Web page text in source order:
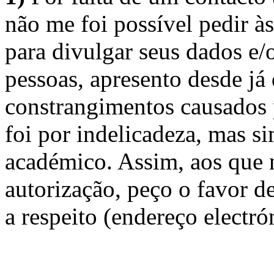
não me foi possível pedir
para divulgar seus dados
pessoas, apresento desde
constrangimentos
foi por indelicadeza, mas
académico. Assim, aos
autorização, peço o favor
a respeito (endereço